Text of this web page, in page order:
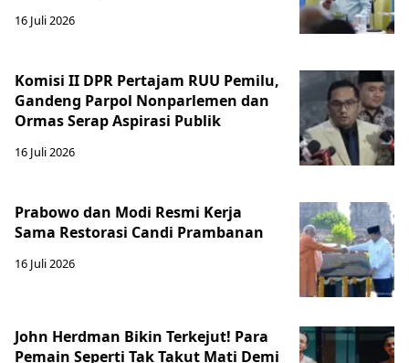
16 Juli 2026
Komisi II DPR Pertajam RUU Pemilu,
Gandeng Parpol Nonparlemen dan
Ormas Serap Aspirasi Publik
16 Juli 2026
Prabowo dan Modi Resmi Kerja
Sama Restorasi Candi Prambanan
16 Juli 2026
John Herdman Bikin Terkejut! Para
Pemain Seperti Tak Takut Mati Demi